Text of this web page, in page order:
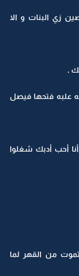
زي البنات و الا
.
علبه فتحها فيصل
أحب أدبك شغلوا
من القهر لما